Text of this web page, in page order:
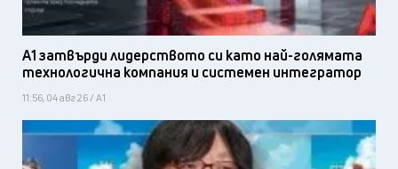
А1 затвърди лидерството си като най-голямата
технологична компания и системен интегратор
11:56, 04 авг 26 / А1